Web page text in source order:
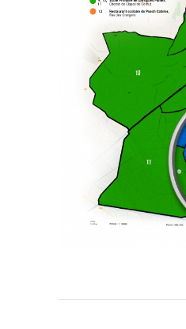
Cliquez sur
Le service des
votre